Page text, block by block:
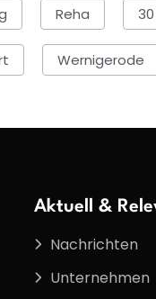
Reha
Wernigerode
Aktuell &
Nachrichten
Unternehmen